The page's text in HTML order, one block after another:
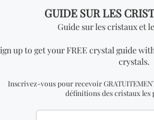
moderne et popularité
le Lapis Lazuli reste un
et les artistes, gardent
Sur les réseaux sociaux,
positive. Avec son
pour ceux en quête de